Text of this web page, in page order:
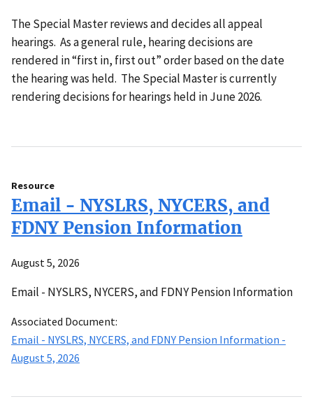
The Special Master reviews and decides all appeal
hearings. As a general rule, hearing decisions are
rendered in “first in, first out” order based on the date
the hearing was held. The Special Master is currently
rendering decisions for hearings held in June 2026.
Resource
Email - NYSLRS, NYCERS, and
FDNY Pension Information
August 5, 2026
Email - NYSLRS, NYCERS, and FDNY Pension Information
Associated Document:
Email - NYSLRS, NYCERS, and FDNY Pension Information -
August 5, 2026